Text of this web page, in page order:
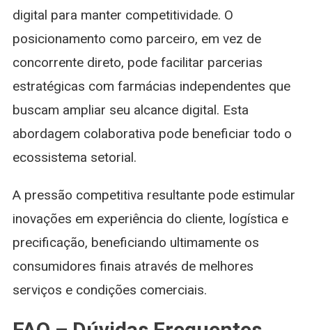
digital para manter competitividade. O
posicionamento como parceiro, em vez de
concorrente direto, pode facilitar parcerias
estratégicas com farmácias independentes que
buscam ampliar seu alcance digital. Esta
abordagem colaborativa pode beneficiar todo o
ecossistema setorial.
A pressão competitiva resultante pode estimular
inovações em experiência do cliente, logística e
precificação, beneficiando ultimamente os
consumidores finais através de melhores
serviços e condições comerciais.